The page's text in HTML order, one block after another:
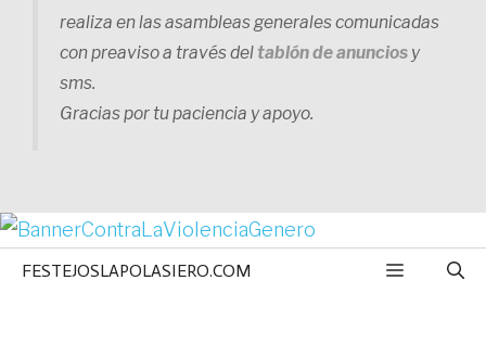
realiza en las asambleas generales comunicadas
con preaviso a través del tablón de anuncios y
sms.
Gracias por tu paciencia y apoyo.
FESTEJOSLAPOLASIERO.COM MENÚ